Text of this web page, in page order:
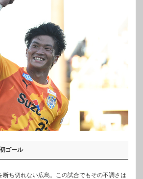
ゴール
ち切れない広島。この試合でもその不調さは